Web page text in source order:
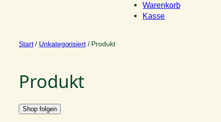
Warenkorb
Kasse
Start/ Unkategorisiert/ Produkt
Produkt
Shop folgen